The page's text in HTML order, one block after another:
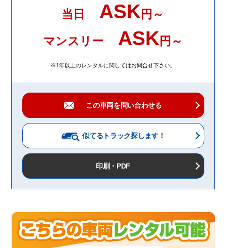
当日 ASK 円～
マンスリー ASK 円～
※1年以上のレンタルに関してはお問合せ下さい。
この車両を問い合わせる
似てるトラック探します！
印刷・PDF